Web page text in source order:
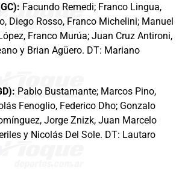
Facundo Remedi; Franco Lingua,
Diego Rosso, Franco Michelini; Manuel
Franco Murúa; Juan Cruz Antironi,
y Brian Agüero. DT: Mariano
Pablo Bustamante; Marcos Pino,
Fenoglio, Federico Dho; Gonzalo
Jorge Znizk, Juan Marcelo
y Nicolás Del Sole. DT: Lautaro